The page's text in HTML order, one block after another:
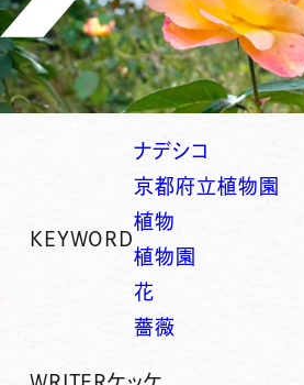
KEYWORD
ナデシコ
京都府立植物園
植物
植物園
花
薔薇